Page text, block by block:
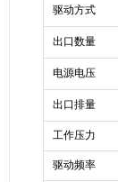
驱动方式
出口数量
电源电压
出口排量
工作压力
驱动频率